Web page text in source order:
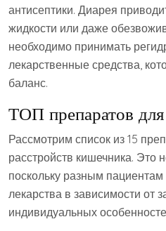
антисептики. Диарея
жидкости или даже
необходимо принимать
лекарственные средства,
баланс.
ТОП препаратов
Рассмотрим список из 15
расстройств кишечника. Это
поскольку разным
лекарства в зависимости от
индивидуальных